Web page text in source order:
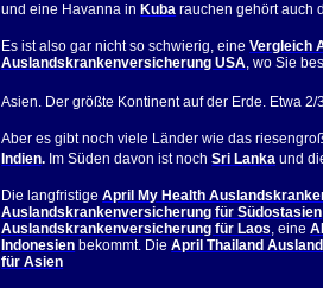
und eine Havanna in Kuba rauchen gehört auch
Es ist also gar nicht so schwierig, eineVergleich
Auslandskrankenversicherung USA, wo Sie
Asien. Der größte Kontinent auf der Erde. Etwa
Aber es gibt noch viele Länder wie das
Indien. Im Süden davon ist noch Sri Lanka und
Die langfristigeApril My Health
Auslandskrankenversicherung für Südostasien
Auslandskrankenversicherung für Laos, eine
Indonesien bekommt. Die April Thailand
für Asien